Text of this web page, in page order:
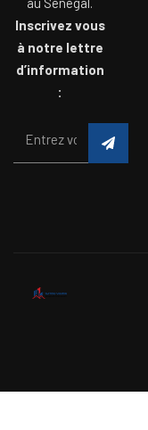
Inscrivez vous
à notre lettre
d’information
: